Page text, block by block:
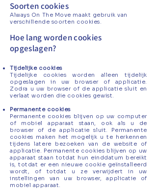
Soorten cookies
Always On The Move maakt gebruik van
verschillende soorten cookies.
Hoe lang worden cookies
opgeslagen?
Tijdelijke cookies
Tijdelijke cookies worden alleen tijdelijk
opgeslagen in uw browser of applicatie.
Zodra u uw browser of de applicatie sluit en
verlaat worden die cookies gewist.
Permanente cookies
Permanente cookies blijven op uw computer
of mobiel apparaat staan, ook als u de
browser of de applicatie sluit. Permanente
cookies maken het mogelijk u te herkennen
tijdens latere bezoeken van de website of
applicatie. Permanente cookies blijven op uw
apparaat staan totdat hun einddatum bereikt
is, totdat er een nieuwe cookie geïnstalleerd
wordt, of totdat u ze verwijdert in uw
instellingen van uw browser, applicatie of
mobiel apparaat.